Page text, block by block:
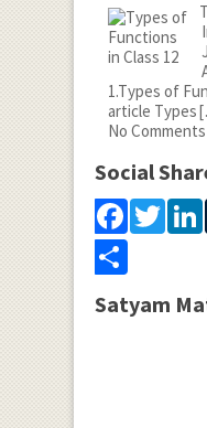
1.Types of
article Types
No Comments
Social
Share
Satyam